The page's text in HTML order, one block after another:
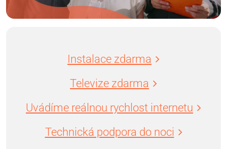
Instalace zdarma
Televize zdarma
Uvádíme reálnou rychlost internetu
Technická podpora do noci